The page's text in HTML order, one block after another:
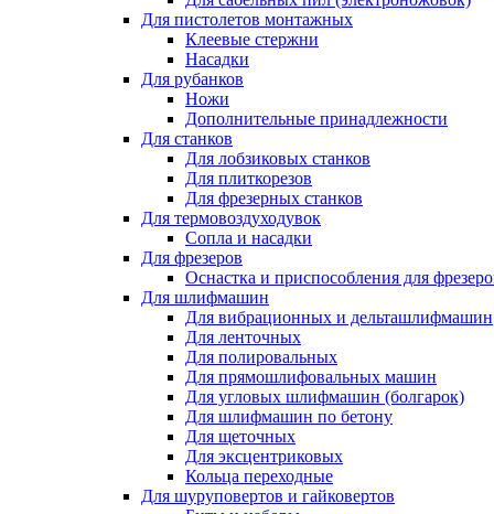
Для пистолетов монтажных
Клеевые стержни
Насадки
Для рубанков
Ножи
Дополнительные принадлежности
Для станков
Для лобзиковых станков
Для плиткорезов
Для фрезерных станков
Для термовоздуходувок
Сопла и насадки
Для фрезеров
Оснастка и приспособления для
Для шлифмашин
Для вибрационных и дельташлифмашин
Для ленточных
Для полировальных
Для прямошлифовальных машин
Для угловых шлифмашин (болгарок)
Для шлифмашин по бетону
Для щеточных
Для эксцентриковых
Кольца переходные
Для шуруповертов и гайковертов